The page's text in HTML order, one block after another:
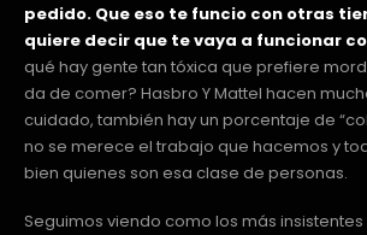
pedido. Que eso te funcio con otras
quiere decir que te vaya a funcionar
qué hay gente tan tóxica que prefiere
da de comer? Hasbro Y Mattel hacen
cuidado, también hay un porcentaje de
no se merece el trabajo que hacemos y
bien quienes son esa clase de personas.
Seguimos viendo como los más